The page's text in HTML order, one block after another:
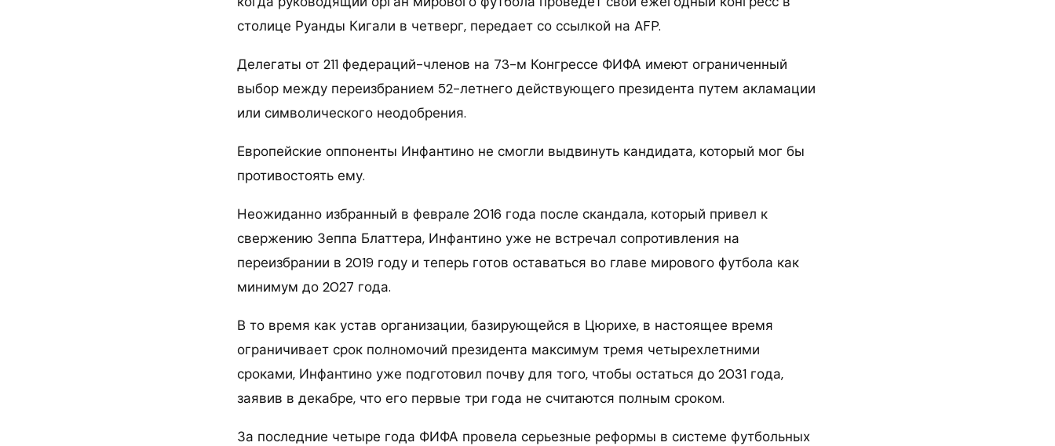
столице Руанды Кигали в четверг, передает со ссылкой на AFP.
Делегаты от 211 федераций-членов на 73-м Конгрессе ФИФА имеют ограниченный
выбор между переизбранием 52-летнего действующего президента путем акламации
или символического неодобрения.
Европейские оппоненты Инфантино не смогли выдвинуть кандидата, который мог бы
противостоять ему.
Неожиданно избранный в феврале 2016 года после скандала, который привел к
свержению Зеппа Блаттера, Инфантино уже не встречал сопротивления на
переизбрании в 2019 году и теперь готов оставаться во главе мирового футбола как
минимум до 2027 года.
В то время как устав организации, базирующейся в Цюрихе, в настоящее время
ограничивает срок полномочий президента максимум тремя четырехлетними
сроками, Инфантино уже подготовил почву для того, чтобы остаться до 2031 года,
заявив в декабре, что его первые три года не считаются полным сроком.
За последние четыре года ФИФА провела серьезные реформы в системе футбольных